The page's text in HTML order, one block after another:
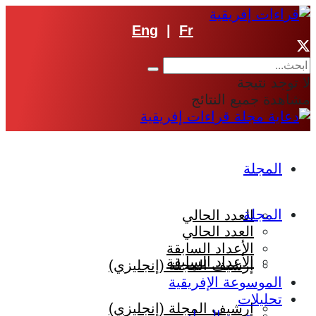
Eng Fr
لا توجد نتيجة
مشاهدة جميع النتائج
المجلة
العدد الحالي
الأعداد السابقة
إرشيف المجلة (إنجليزي)
المجلة
العدد الحالي
الأعداد السابقة
إرشيف المجلة (إنجليزي)
الموسوعة الإفريقية
تحليلات